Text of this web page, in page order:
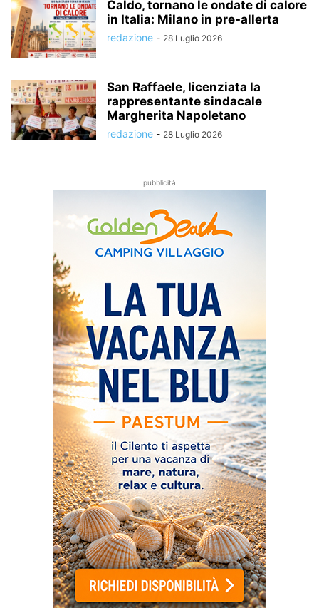
Caldo, tornano le ondate di calore
in Italia: Milano in pre-allerta
redazione - 28 Luglio 2026
San Raffaele, licenziata la
rappresentante sindacale
Margherita Napoletano
redazione - 28 Luglio 2026
pubblicità